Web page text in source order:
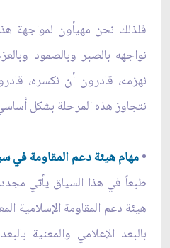
فلذلك نحن مهيأون لمواجهة
نواجهه بالصبر وبالصمود
نهزمه، قادرون أن نكسره،
نتجاوز هذه المرحلة بشكل
•مهام هيئة دعم المقاومة في
طبعاً في هذا السياق يأتي
هيئة دعم المقاومة الإسلامية
بالبعد الإعلامي والمعنية